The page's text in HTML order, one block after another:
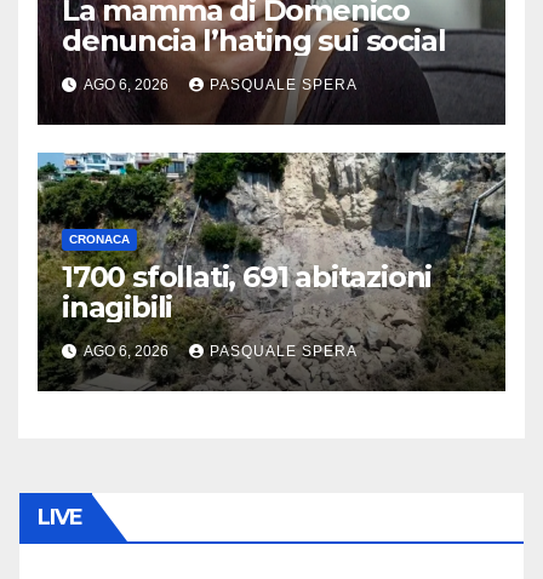
La mamma di Domenico
denuncia l’hating sui social
AGO 6, 2026 PASQUALE SPERA
CRONACA
1700 sfollati, 691 abitazioni
inagibili
AGO 6, 2026 PASQUALE SPERA
LIVE